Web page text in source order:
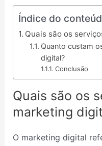
Índice do
Quais são os
Quanto custam
digital?
Conclusão
Quais são os
marketing
O marketing digital